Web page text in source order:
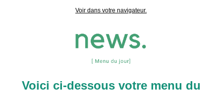
Voir dans votre navigateur.
Voici ci-dessous votre menu du